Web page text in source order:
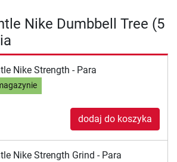
Nike Dumbbell Tree (5
Nike Strength - Para
dodaj do koszyka
Nike Strength Grind - Para